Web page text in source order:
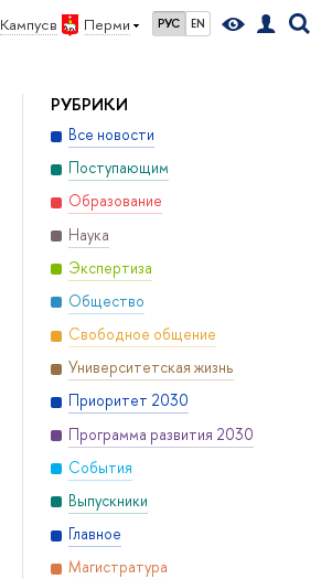
Кампус в Перми РУС EN
РУБРИКИ
Все новости
Поступающим
Образование
Наука
Экспертиза
Общество
Свободное общение
Университетская жизнь
Приоритет 2030
Программа развития 2030
События
Выпускники
Главное
Магистратура